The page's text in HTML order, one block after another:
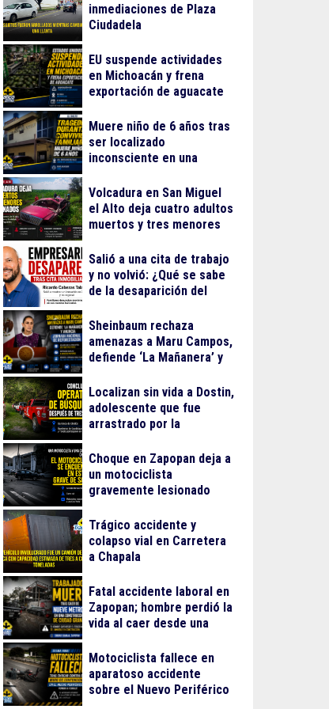
inmediaciones de Plaza
Ciudadela
EU suspende actividades
en Michoacán y frena
exportación de aguacate
Muere niño de 6 años tras
ser localizado
inconsciente en una
Volcadura en San Miguel
el Alto deja cuatro adultos
muertos y tres menores
Salió a una cita de trabajo
y no volvió: ¿Qué se sabe
de la desaparición del
Cabezas Talavera?
Sheinbaum rechaza
amenazas a Maru Campos,
defiende ‘La Mañanera’ y
de Reforestación
Localizan sin vida a Dostin,
adolescente que fue
arrastrado por la
de Oblatos
Choque en Zapopan deja a
un motociclista
gravemente lesionado
Trágico accidente y
colapso vial en Carretera
a Chapala
Fatal accidente laboral en
Zapopan; hombre perdió la
vida al caer desde una
Motociclista fallece en
aparatoso accidente
sobre el Nuevo Periférico